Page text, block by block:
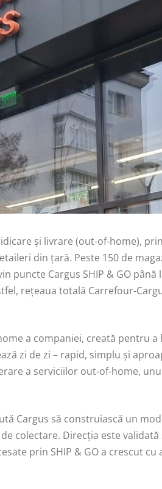
și livrare (out-of-home),
din țară. Peste 150 de
puncte Cargus SHIP & GO până
rețeaua totală Carrefour-
a companiei, creată pentru
zi de zi – rapid, simplu și
a serviciilor out-of-home,
Cargus să construiască un
colectare. Direcția este validată
prin SHIP & GO a crescut cu